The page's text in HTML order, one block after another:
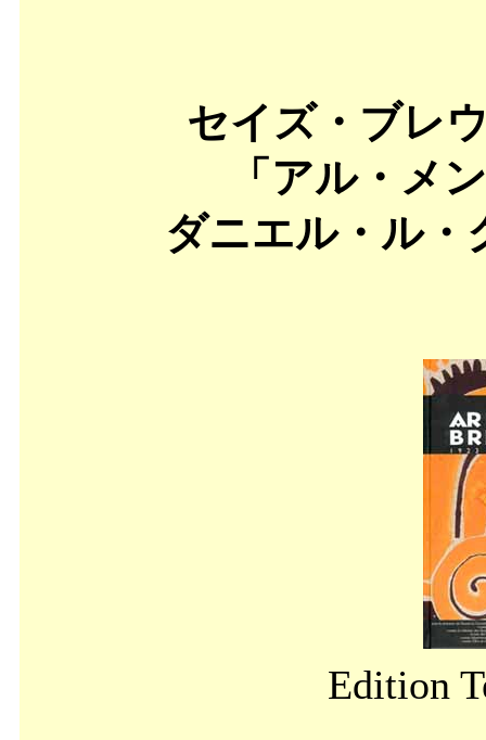
セイズ・ブレ
「アル・メ
ダニエル・ル・
Edition